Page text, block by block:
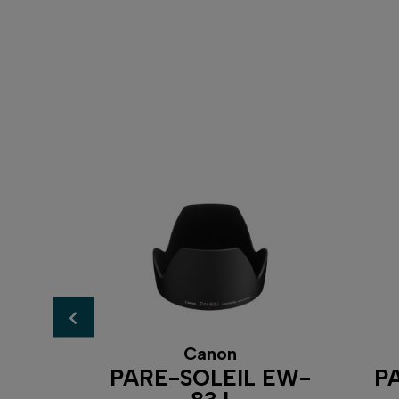
Canon
PARE-SOLEIL EW-